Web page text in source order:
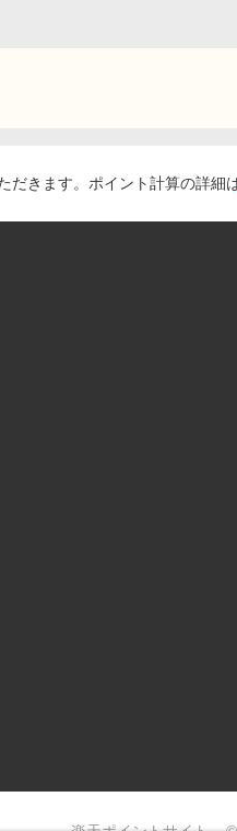
だきます。ポイント計算の詳細